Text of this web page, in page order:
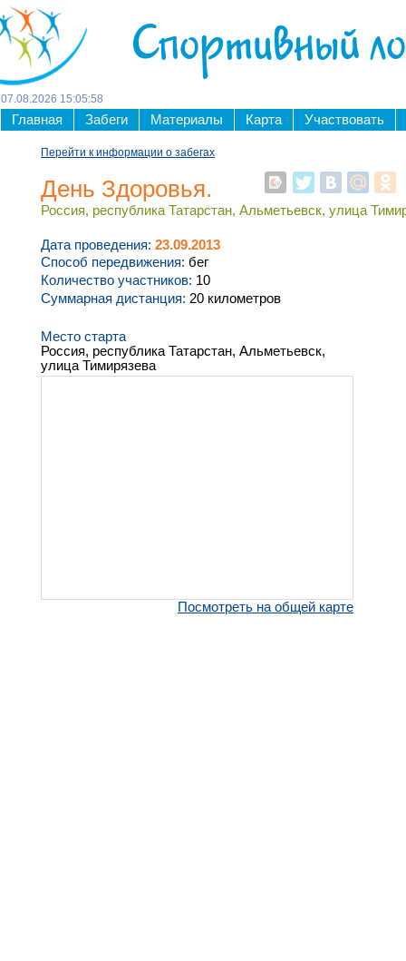
Спортивный
07 08 2026 15:05:59
Главная Забеги Материалы Карта Участвовать
Перейти к информации о забегах
День Здоровья.
Россия, республика Татарстан, Альметьевск, улица
Дата проведения: 23.09.2013
Способ передвижения: бег
Количество участников: 10
Суммарная дистанция: 20 километров
Место старта
Россия, республика Татарстан, Альметьевск,
улица Тимирязева
Посмотреть на общей карте